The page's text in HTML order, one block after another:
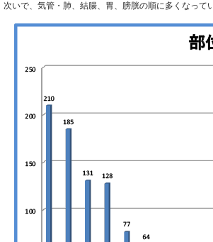
次いで、気管・肺、結腸、胃、膀胱の順に多くなって